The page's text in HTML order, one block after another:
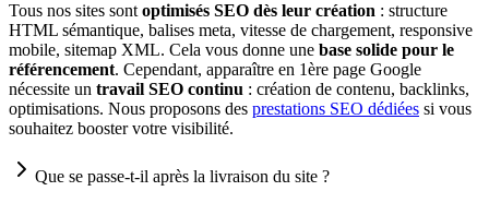
Tous nos sites sont optimisés SEO dès leur création : structure
HTML sémantique, balises meta, vitesse de chargement, responsive
mobile, sitemap XML. Cela vous donne une base solide pour le
référencement. Cependant, apparaître en 1ère page Google
nécessite un travail SEO continu : création de contenu, backlinks,
optimisations. Nous proposons des prestations SEO dédiées si vous
souhaitez booster votre visibilité.
Que se passe-t-il après la livraison du site ?